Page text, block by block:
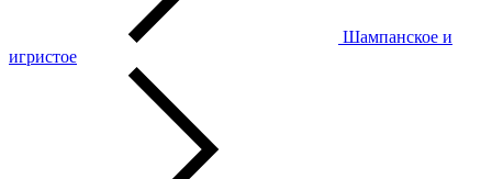
Шампанское и
игристое